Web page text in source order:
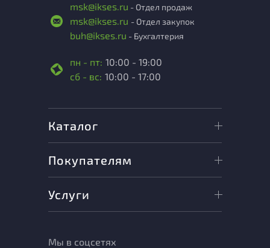
msk@ikses.ru - Отдел продаж
msk@ikses.ru - Отдел закупок
buh@ikses.ru - Бухгалтерия
пн - пт: 10:00 - 19:00
сб - вс: 10:00 - 17:00
Каталог
Покупателям
Услуги
Мы в соцсетях